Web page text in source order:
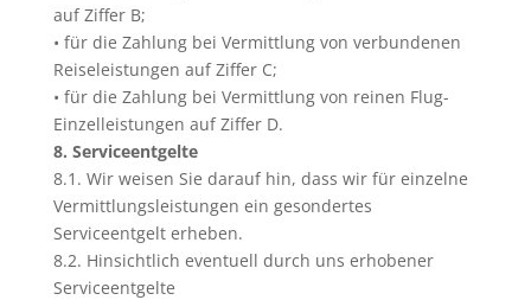
auf Ziffer B;
• für die Zahlung bei Vermittlung von verbundenen
Reiseleistungen auf Ziffer C;
• für die Zahlung bei Vermittlung von reinen Flug-
Einzelleistungen auf Ziffer D.
8. Serviceentgelte
8.1. Wir weisen Sie darauf hin, dass wir für einzelne
Vermittlungsleistungen ein gesondertes
Serviceentgelt erheben.
8.2. Hinsichtlich eventuell durch uns erhobener
Serviceentgelte